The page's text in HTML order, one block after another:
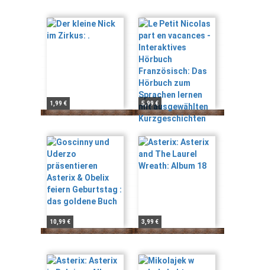
1,99 € 5,99 €
10,99 € 3,99 €